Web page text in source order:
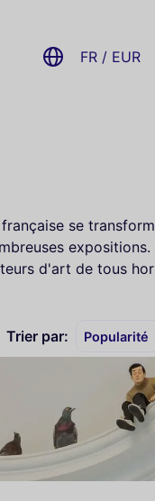
FR / EUR
se
expositions.
d'art de tous
Trier par: